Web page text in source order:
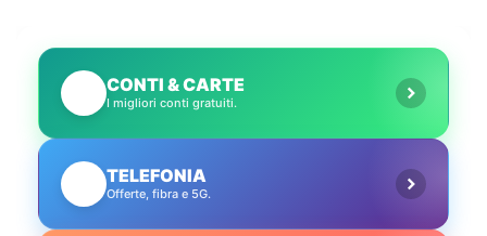
CONTI & CARTE
I migliori conti gratuiti.
TELEFONIA
Offerte, fibra e 5G.